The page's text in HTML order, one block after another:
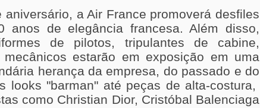
a Air France promoverá desfiles
anos de elegância francesa. Além disso,
de pilotos, tripulantes de cabine,
estarão em exposição em uma
herança da empresa, do passado e do
looks "barman" até peças de alta-costura,
como Christian Dior, Cristóbal Balenciaga